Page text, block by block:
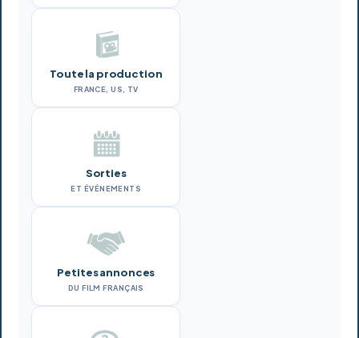
Toute la production
FRANCE, US, TV
Sorties
ET ÉVÉNEMENTS
Petites annonces
DU FILM FRANÇAIS